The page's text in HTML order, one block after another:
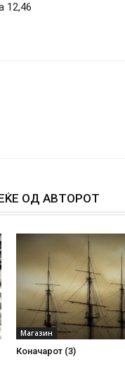
12,46
ОД АВТОРОТ
Магазин
Коначарот (3)